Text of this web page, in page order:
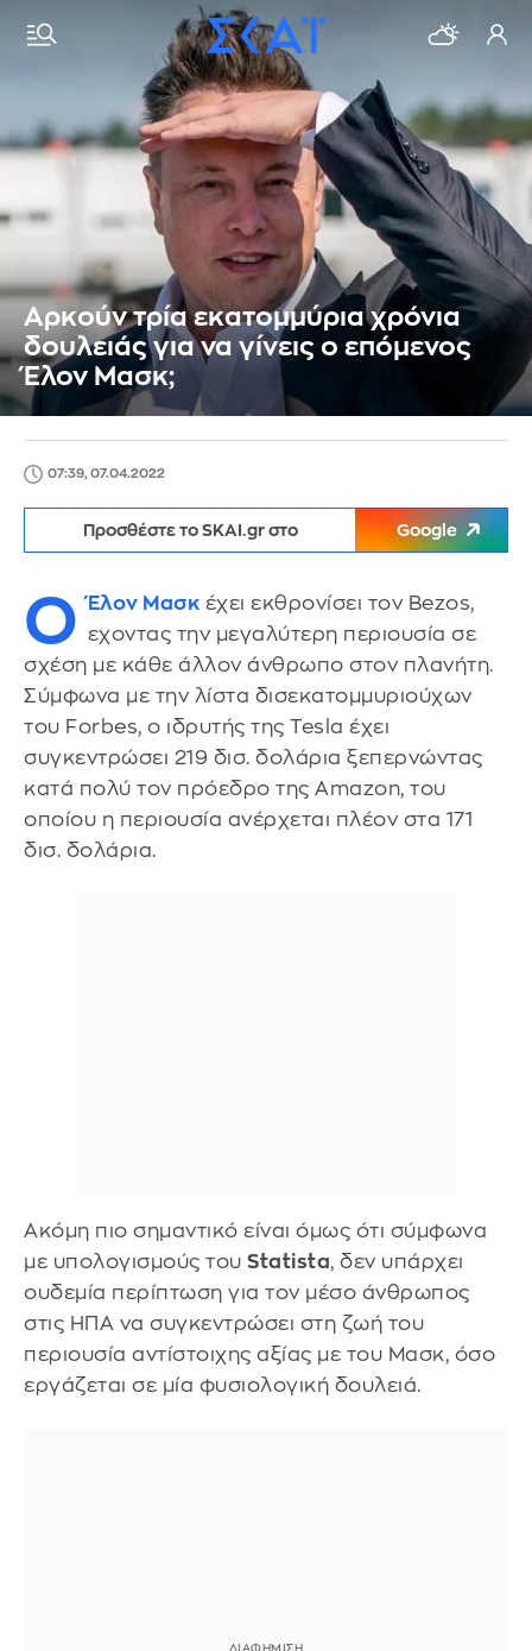
Αρκούν τρία εκατομμύρια χρόνια
δουλειάς για να γίνεις ο επόμενος
Έλον Μασκ;
07:39, 07.04.2022
Προσθέστε το SKAI.gr στο Google
Ο Έλον Μασκ έχει εκθρονίσει τον Bezos,
εχοντας την μεγαλύτερη περιουσία σε
σχέση με κάθε άλλον άνθρωπο στον πλανήτη.
Σύμφωνα με την λίστα δισεκατομμυριούχων
του Forbes, ο ιδρυτής της Tesla έχει
συγκεντρώσει 219 δισ. δολάρια ξεπερνώντας
κατά πολύ τον πρόεδρο της Amazon, του
οποίου η περιουσία ανέρχεται πλέον στα 171
δισ. δολάρια.
Ακόμη πιο σημαντικό είναι όμως ότι σύμφωνα
με υπολογισμούς του Statista, δεν υπάρχει
ουδεμία περίπτωση για τον μέσο άνθρωπος
στις ΗΠΑ να συγκεντρώσει στη ζωή του
περιουσία αντίστοιχης αξίας με του Μασκ, όσο
εργάζεται σε μία φυσιολογική δουλειά.